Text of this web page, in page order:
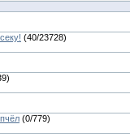
(40/23728)
)
(0/779)